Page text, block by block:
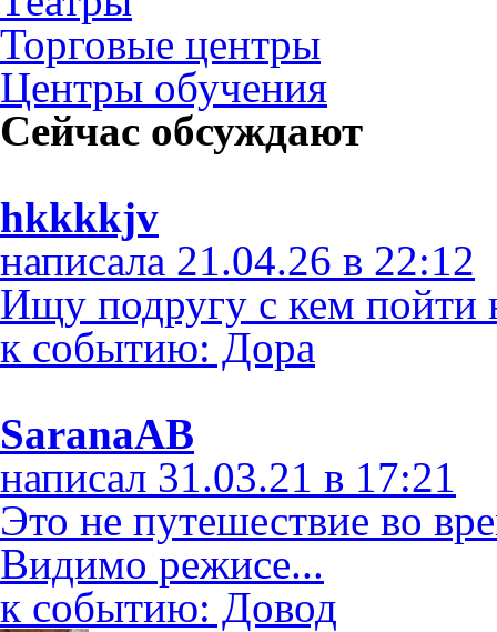
Торговые центры
Центры обучения
Сейчас обсуждают
hkkkkjv
написала 21.04.26 в 22:12
Ищу подругу с кем пойти
к событию: Дора
SaranaAB
написал 31.03.21 в 17:21
Это не путешествие во
Видимо режисе...
к событию: Довод